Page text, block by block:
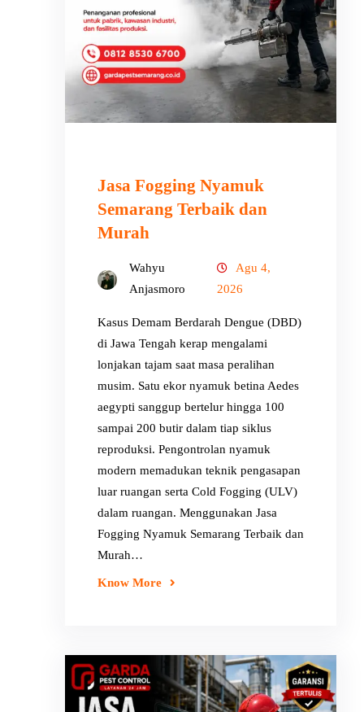
Jasa Fogging Nyamuk
Semarang Terbaik dan
Murah
Wahyu
Anjasmoro
Agu 4,
2026
Kasus Demam Berdarah Dengue (DBD)
di Jawa Tengah kerap mengalami
lonjakan tajam saat masa peralihan
musim. Satu ekor nyamuk betina Aedes
aegypti sanggup bertelur hingga 100
sampai 200 butir dalam tiap siklus
reproduksi. Pengontrolan nyamuk
modern memadukan teknik pengasapan
luar ruangan serta Cold Fogging (ULV)
dalam ruangan. Menggunakan Jasa
Fogging Nyamuk Semarang Terbaik dan
Murah…
Know More